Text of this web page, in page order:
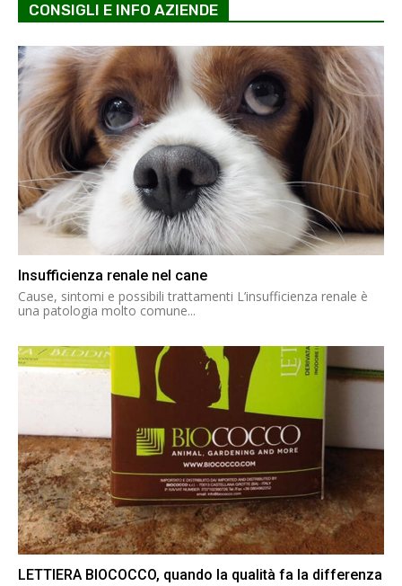
CONSIGLI E INFO AZIENDE
Insufficienza renale nel cane
Cause, sintomi e possibili trattamenti L’insufficienza renale è
una patologia molto comune...
LETTIERA BIOCOCCO, quando la qualità fa la differenza